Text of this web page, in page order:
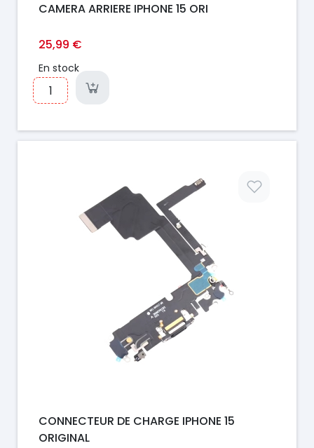
CAMERA ARRIERE IPHONE 15 ORI
25,99 €
En stock
CONNECTEUR DE CHARGE IPHONE 15
ORIGINAL